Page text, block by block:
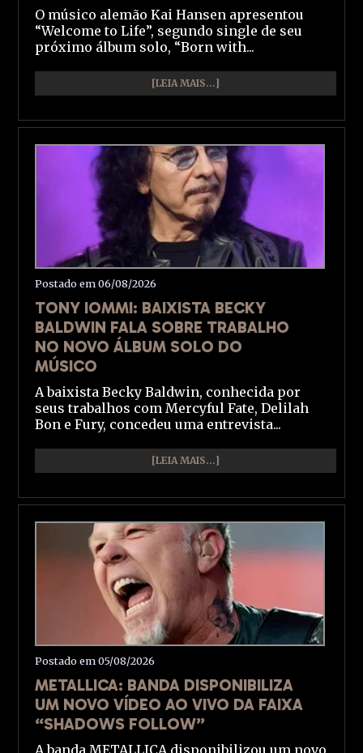
O músico alemão Kai Hansen apresentou
“Welcome to Life”, segundo single de seu
próximo álbum solo, “Born with...
[LEIA MAIS...]
Postado em 06/08/2026
TONY IOMMI: BAIXISTA BECKY
BALDWIN FALA SOBRE TRABALHO
NO NOVO ÁLBUM SOLO DO
MÚSICO
A baixista Becky Baldwin, conhecida por
seus trabalhos com Mercyful Fate, Delilah
Bon e Fury, concedeu uma entrevista...
[LEIA MAIS...]
Postado em 05/08/2026
METALLICA: BANDA DISPONIBILIZA
UM NOVO VÍDEO AO VIVO DA FAIXA
“SHADOWS FOLLOW”